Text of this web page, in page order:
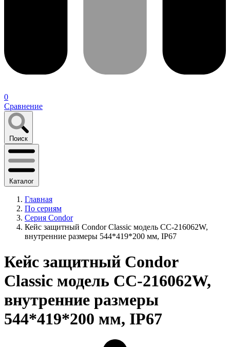
0
Сравнение
Поиск
Каталог
Главная
По сериям
Серия Condor
Кейс защитный Condor Classic модель CC-216062W,
внутренние размеры 544*419*200 мм, IP67
Кейс защитный Condor
Classic модель CC-216062W,
внутренние размеры
544*419*200 мм, IP67